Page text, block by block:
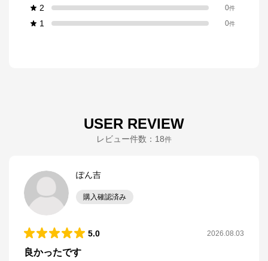
2 0件
1 0件
USER REVIEW
レビュー件数： 18件
ぽん吉
購入確認済み
5.0 2026.08.03
良かったです